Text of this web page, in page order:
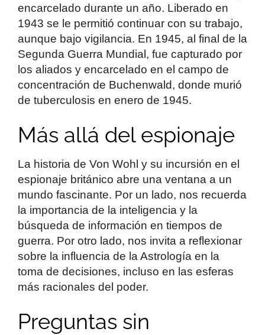
encarcelado durante un año. Liberado en
1943 se le permitió continuar con su trabajo,
aunque bajo vigilancia. En 1945, al final de la
Segunda Guerra Mundial, fue capturado por
los aliados y encarcelado en el campo de
concentración de Buchenwald, donde murió
de tuberculosis en enero de 1945.
Más allá del espionaje
La historia de Von Wohl y su incursión en el
espionaje británico abre una ventana a un
mundo fascinante. Por un lado, nos recuerda
la importancia de la inteligencia y la
búsqueda de información en tiempos de
guerra. Por otro lado, nos invita a reflexionar
sobre la influencia de la Astrología en la
toma de decisiones, incluso en las esferas
más racionales del poder.
Preguntas sin